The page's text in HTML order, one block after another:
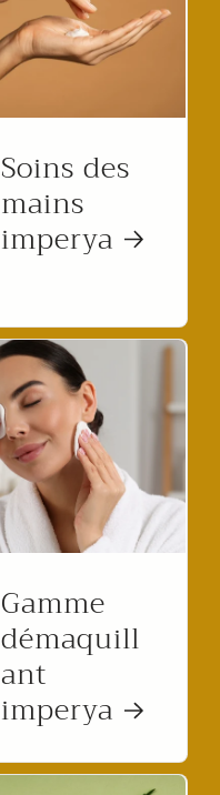
Soins des
mains
imperya
Gamme
démaquill
ant
imperya